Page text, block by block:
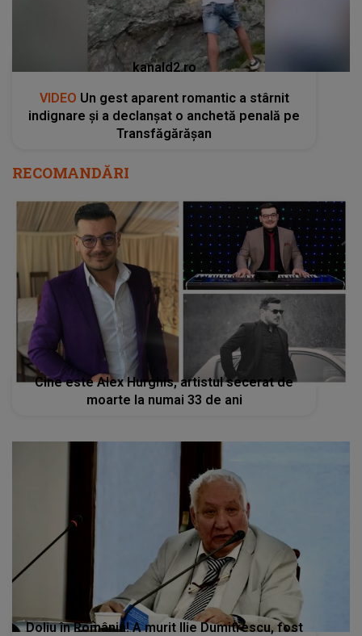
kanald2.ro
VIDEO Un gest aparent romantic a stârnit
indignare și a declanșat o anchetă penală pe
Transfăgărășan
RECOMANDĂRI
Cine este Alex Hurghis, artistul secerat de
moarte la numai 33 de ani
Doliu în România! A murit Ilie Dumitrescu, fost